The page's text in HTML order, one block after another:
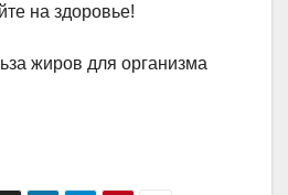
на здоровье!
жиров для организма